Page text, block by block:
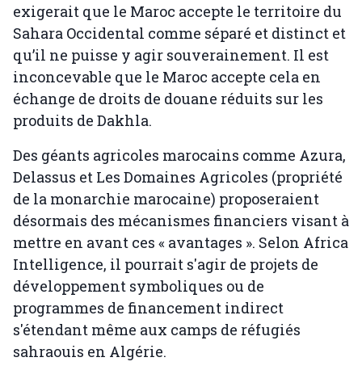
exigerait que le Maroc accepte le territoire du
Sahara Occidental comme séparé et distinct et
qu’il ne puisse y agir souverainement. Il est
inconcevable que le Maroc accepte cela en
échange de droits de douane réduits sur les
produits de Dakhla.
Des géants agricoles marocains comme Azura,
Delassus et Les Domaines Agricoles (propriété
de la monarchie marocaine) proposeraient
désormais des mécanismes financiers visant à
mettre en avant ces « avantages ». Selon Africa
Intelligence, il pourrait s'agir de projets de
développement symboliques ou de
programmes de financement indirect
s'étendant même aux camps de réfugiés
sahraouis en Algérie.